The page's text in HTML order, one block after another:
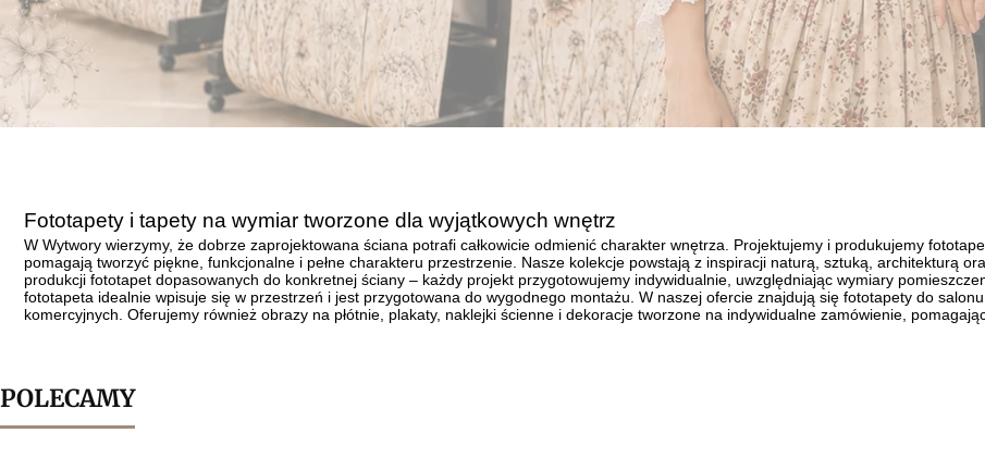
Fototapety i tapety na wymiar tworzone dla wyjątkowych wnętrz
W Wytwory wierzymy, że dobrze zaprojektowana ściana potrafi całkowicie odmienić charakter wnętrza. Projektujemy i produkujemy
pomagają tworzyć piękne, funkcjonalne i pełne charakteru przestrzenie. Nasze kolekcje powstają z inspiracji naturą, sztuką, architekturą
produkcji fototapet dopasowanych do konkretnej ściany – każdy projekt przygotowujemy indywidualnie, uwzględniając wymiary
fototapeta idealnie wpisuje się w przestrzeń i jest przygotowana do wygodnego montażu. W naszej ofercie znajdują się fototapety do
komercyjnych. Oferujemy również obrazy na płótnie, plakaty, naklejki ścienne i dekoracje tworzone na indywidualne zamówienie,
POLECAMY